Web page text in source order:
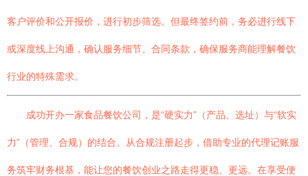
客户评价和公开报价，进行初步筛选。但最终签约前，务必进行线下
或深度线上沟通，确认服务细节、合同条款，确保服务商能理解餐饮
行业的特殊需求。
成功开办一家食品餐饮公司，是“硬实力”（产品、选址）与“软实
力”（管理、合规）的结合。从合规注册起步，借助专业的代理记账服
务筑牢财务根基，能让您的餐饮创业之路走得更稳、更远。在享受便